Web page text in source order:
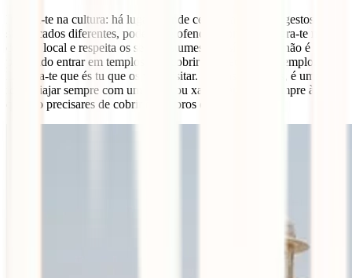
Integra-te na cultura: há lugares onde certas palavras ou gestos têm
significados diferentes, podem até ofender, por isso integra-te na
cultura local e respeita os seus costumes. Há sítios onde não é
permitido entrar em templos sem cobrir a cabeça, por exemplo.
Lembra-te que és tu que os vais visitar. Para as mulheres, é uma boa
ideia viajar sempre com um lenço ou xaile, para o ter sempre à mão
quando precisares de cobrir os ombros ou a cabeça.